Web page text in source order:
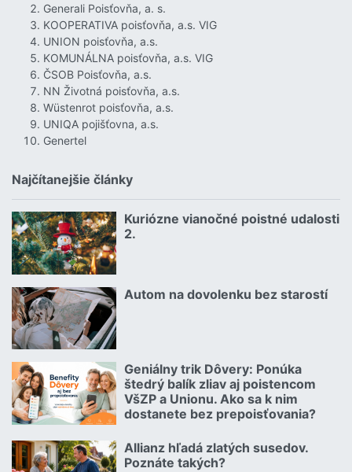
Generali Poisťovňa, a. s.
KOOPERATIVA poisťovňa, a.s. VIG
UNION poisťovňa, a.s.
KOMUNÁLNA poisťovňa, a.s. VIG
ČSOB Poisťovňa, a.s.
NN Životná poisťovňa, a.s.
Wüstenrot poisťovňa, a.s.
UNIQA pojišťovna, a.s.
Genertel
Najčítanejšie články
Kuriózne vianočné poistné udalosti
2.
18.12.2024 | | redakcia
Autom na dovolenku bez starostí
02.07.2026 |
Geniálny trik Dôvery: Ponúka
štedrý balík zliav aj poistencom
VšZP a Unionu. Ako sa k nim
dostanete bez prepoisťovania?
06.07.2026 | | redakcia
Allianz hľadá zlatých susedov.
Poznáte takých?
08.07.2026 |